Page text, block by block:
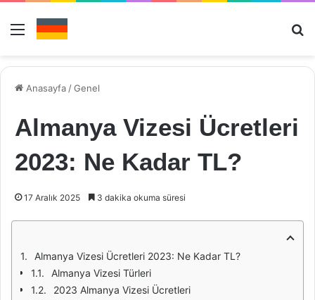
Menü
Anasayfa /Genel
Almanya Vizesi Ücretleri
2023: Ne Kadar TL?
17 Aralık 2025 3 dakika okuma süresi
Almanya Vizesi Ücretleri 2023: Ne Kadar TL?
Almanya Vizesi Türleri
2023 Almanya Vizesi Ücretleri